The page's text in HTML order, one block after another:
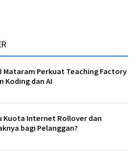
Mataram Perkuat Teaching Factory
Koding dan AI
Kuota Internet Rollover dan
bagi Pelanggan?